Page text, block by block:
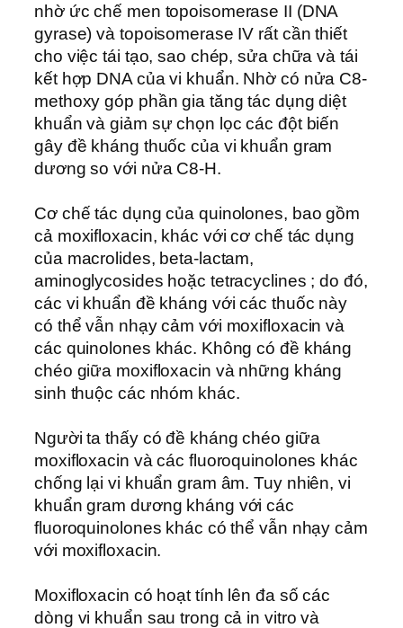
nhờ ức chế men topoisomerase II (DNA
gyrase) và topoisomerase IV rất cần thiết
cho việc tái tạo, sao chép, sửa chữa và tái
kết hợp DNA của vi khuẩn. Nhờ có nửa C8-
methoxy góp phần gia tăng tác dụng diệt
khuẩn và giảm sự chọn lọc các đột biến
gây đề kháng thuốc của vi khuẩn gram
dương so với nửa C8-H.
Cơ chế tác dụng của quinolones, bao gồm
cả moxifloxacin, khác với cơ chế tác dụng
của macrolides, beta-lactam,
aminoglycosides hoặc tetracyclines ; do đó,
các vi khuẩn đề kháng với các thuốc này
có thể vẫn nhạy cảm với moxifloxacin và
các quinolones khác. Không có đề kháng
chéo giữa moxifloxacin và những kháng
sinh thuộc các nhóm khác.
Người ta thấy có đề kháng chéo giữa
moxifloxacin và các fluoroquinolones khác
chống lại vi khuẩn gram âm. Tuy nhiên, vi
khuẩn gram dương kháng với các
fluoroquinolones khác có thể vẫn nhạy cảm
với moxifloxacin.
Moxifloxacin có hoạt tính lên đa số các
dòng vi khuẩn sau trong cả in vitro và